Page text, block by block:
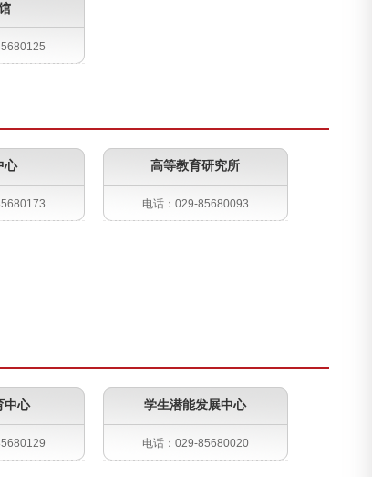
心 高等教育研究所
电话：029-85680093
中心 学生潜能发展中心
电话：029-85680020